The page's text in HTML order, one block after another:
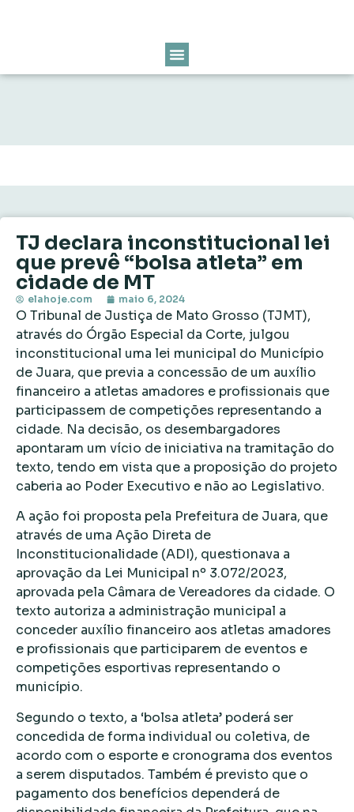
TJ declara inconstitucional lei
que prevê “bolsa atleta” em
cidade de MT
elahoje.com maio 6, 2024
O Tribunal de Justiça de Mato Grosso (TJMT),
através do Órgão Especial da Corte, julgou
inconstitucional uma lei municipal do Município
de Juara, que previa a concessão de um auxílio
financeiro a atletas amadores e profissionais que
participassem de competições representando a
cidade. Na decisão, os desembargadores
apontaram um vício de iniciativa na tramitação do
texto, tendo em vista que a proposição do projeto
caberia ao Poder Executivo e não ao Legislativo.
A ação foi proposta pela Prefeitura de Juara, que
através de uma Ação Direta de
Inconstitucionalidade (ADI), questionava a
aprovação da Lei Municipal nº 3.072/2023,
aprovada pela Câmara de Vereadores da cidade. O
texto autoriza a administração municipal a
conceder auxílio financeiro aos atletas amadores
e profissionais que participarem de eventos e
competições esportivas representando o
município.
Segundo o texto, a ‘bolsa atleta’ poderá ser
concedida de forma individual ou coletiva, de
acordo com o esporte e cronograma dos eventos
a serem disputados. Também é previsto que o
pagamento dos benefícios dependerá de